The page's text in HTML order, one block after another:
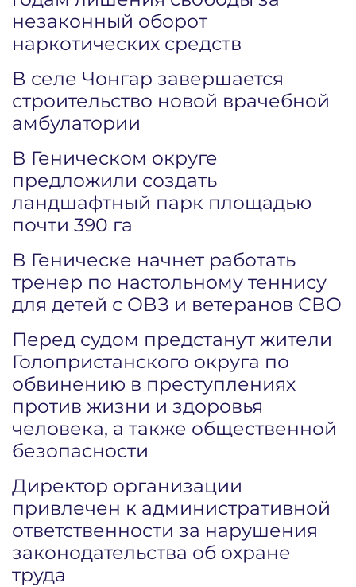
незаконный оборот
наркотических средств
В селе Чонгар завершается
строительство новой врачебной
амбулатории
В Геническом округе
предложили создать
ландшафтный парк площадью
почти 390 га
В Геническе начнет работать
тренер по настольному теннису
для детей с ОВЗ и ветеранов СВО
Перед судом предстанут жители
Голопристанского округа по
обвинению в преступлениях
против жизни и здоровья
человека, а также общественной
безопасности
Директор организации
привлечен к административной
ответственности за нарушения
законодательства об охране
труда